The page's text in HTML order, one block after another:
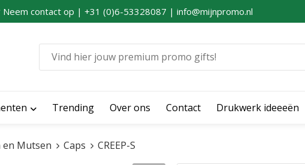
contact op | +31 (0)6-53328087 | info@mijnpromo.nl
Trending Over ons Contact Drukwerk ideeeën
en Mutsen Caps CREEP-S